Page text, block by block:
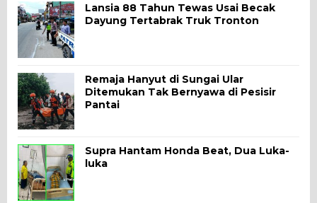
Lansia 88 Tahun Tewas Usai Becak
Dayung Tertabrak Truk Tronton
Remaja Hanyut di Sungai Ular
Ditemukan Tak Bernyawa di Pesisir
Pantai
Supra Hantam Honda Beat, Dua Luka-
luka